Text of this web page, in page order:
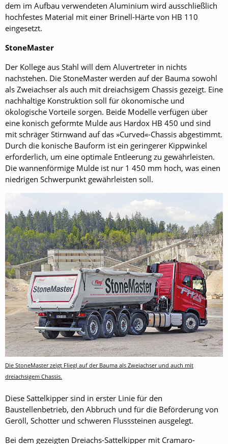
dem im Aufbau verwendeten Aluminium wird ausschließlich
hochfestes Material mit einer Brinell-Härte von HB 110
eingesetzt.
StoneMaster
Der Kollege aus Stahl will dem Aluvertreter in nichts
nachstehen. Die StoneMaster werden auf der Bauma sowohl
als Zweiachser als auch mit dreiachsigem Chassis gezeigt. Eine
nachhaltige Konstruktion soll für ökonomische und
ökologische Vorteile sorgen. Beide Modelle verfügen über
eine konisch geformte Mulde aus Hardox HB 450 und sind
mit schräger Stirnwand auf das »Curved«-Chassis abgestimmt.
Durch die konische Bauform ist ein geringerer Kippwinkel
erforderlich, um eine optimale Entleerung zu gewährleisten.
Die wannenförmige Mulde ist nur 1 450 mm hoch, was einen
niedrigen Schwerpunkt gewährleisten soll.
Die StoneMaster zeigt Fliegl auf der Bauma als Zweiachser und auch mit
dreiachsigem Chassis.
Diese Sattelkipper sind in erster Linie für den
Baustellenbetrieb, den Abbruch und für die Beförderung von
Geröll, Schotter und schweren Flusssteinen ausgelegt.
Bei dem gezeigten Dreiachs-Sattelkipper mit Cramaro-